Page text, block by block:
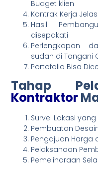
Budget klien
Kontrak Kerja
Hasil
disepakati
Perlengkapan
sudah di Tangani
Portofolio Bisa
Tahap
Kontraktor
Survei Lokasi
Pembuatan
Pengajuan Harga
Pelaksanaan
Pemeliharaan